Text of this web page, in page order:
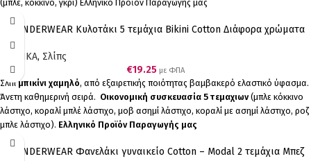
(μπλε, κόκκινο, γκρι) Ελληνικό Προϊόν Παραγωγής μας
A.A UNDERWEAR Κυλοτάκι 5 τεμάχια Bikini Cotton Διάφορα χρώματα
ΓΥΝΑΙΚΑ, Σλίπς
€19.25 με ΦΠΑ
Σλιπ μπικίνι χαμηλό, από εξαιρετικής ποιότητας βαμβακερό ελαστικό ύφασμα.
Άνετη καθημερινή σειρά. Οικονομική συσκευασία 5 τεμαχιων(μπλε κόκκινο
λάστιχο, κοραλί μπλέ λάστιχο, μοβ ασημί λάστιχο, κοραλί με ασημί λάστιχο, ροζ
μπλε λάστιχο). Ελληνικό Προϊόν Παραγωγής μας
Α.A UNDERWEAR Φανελάκι γυναικείο Cotton – Modal 2 τεμάχια Μπεζ